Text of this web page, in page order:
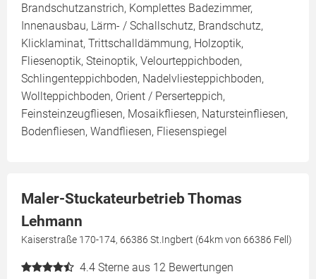
Brandschutzanstrich, Komplettes Badezimmer,
Innenausbau, Lärm- / Schallschutz, Brandschutz,
Klicklaminat, Trittschalldämmung, Holzoptik,
Fliesenoptik, Steinoptik, Velourteppichboden,
Schlingenteppichboden, Nadelvliesteppichboden,
Wollteppichboden, Orient / Perserteppich,
Feinsteinzeugfliesen, Mosaikfliesen, Natursteinfliesen,
Bodenfliesen, Wandfliesen, Fliesenspiegel
Maler-Stuckateurbetrieb Thomas
Lehmann
Kaiserstraße 170-174, 66386 St.Ingbert (64km von 66386 Fell)
4.4 Sterne aus 12 Bewertungen